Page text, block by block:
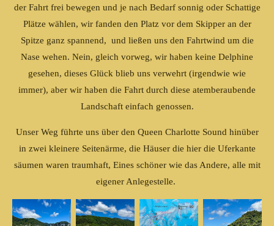
der Fahrt frei bewegen und je nach Bedarf sonnig oder Schattige
Plätze wählen, wir fanden den Platz vor dem Skipper an der
Spitze ganz spannend, und ließen uns den Fahrtwind um die
Nase wehen. Nein, gleich vorweg, wir haben keine Delphine
gesehen, dieses Glück blieb uns verwehrt (irgendwie wie
immer), aber wir haben die Fahrt durch diese atemberaubende
Landschaft einfach genossen.
Unser Weg führte uns über den Queen Charlotte Sound hinüber
in zwei kleinere Seitenärme, die Häuser die hier die Uferkante
säumen waren traumhaft, Eines schöner wie das Andere, alle mit
eigener Anlegestelle.